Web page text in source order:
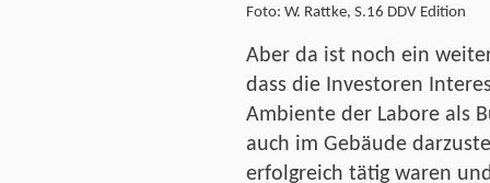
Foto: W. Rattke, S.16 DDV Edition
Aber da ist noch ein
dass die Investoren
Ambiente der Labore als
auch im Gebäude
erfolgreich tätig waren